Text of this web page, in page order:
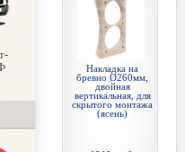
Накладка на
бревно Ø260мм,
двойная
вертикальная, для
скрытого монтажа
(ясень)